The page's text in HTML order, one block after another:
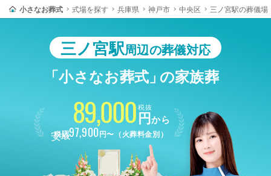
小さなお葬式 式場を探す 兵庫県 神戸市 中央区 三ノ宮駅の葬儀場
三ノ宮駅周辺の葬儀対応
「小さなお葬式」の家族葬
89,000 税抜
円から
税込97,900円〜（火葬料金別）